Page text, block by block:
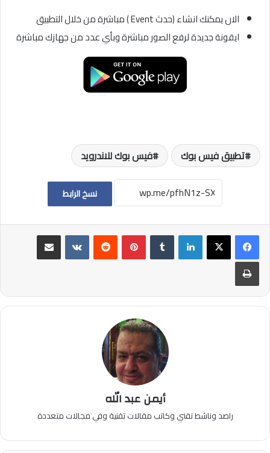
الان يمكنك انشاء (حدث Event ) مباشرة من خلال التطبيق
ايقونة جديدة لرفع الصور مباشرة وبأي عدد من جهازك مباشرة
تطبيق فيس بوك فيس بوك للاندرويد
نسخ الرابط
لينكدإن بينتيريست
مشاركة عبر البريد
طباعة
أيمن عبد الله
راصد وناشط تقني وكاتب مقالات تقنية وفي مجالات متعددة